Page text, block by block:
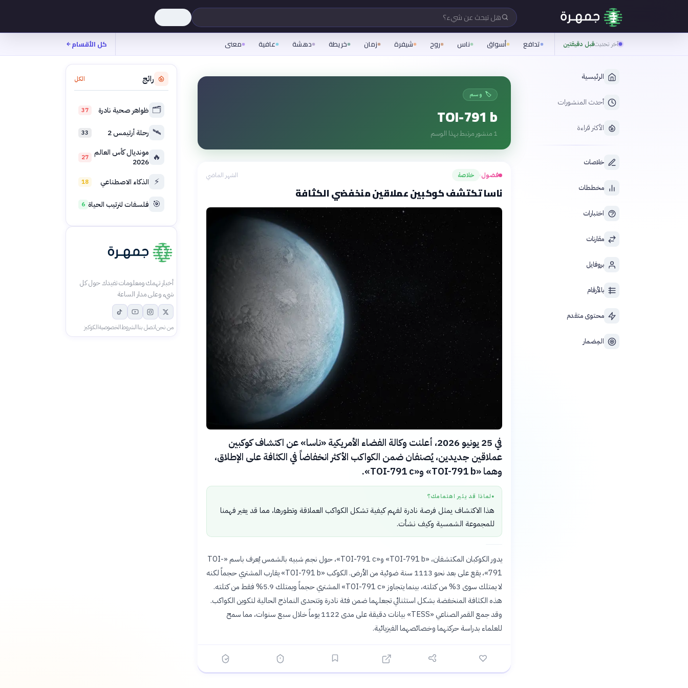
هل تبحث عن شيء؟
آخر تحديثقبل دقيقتين تدافع أسواق ناس روح شيفرة زمان خريطة دهشة عافية معنى كل الأقسام
الرئيسية
أحدث المنشورات
الأكثر قراءة
خلاصات
مخططات
اختبارات
مقارنات
بروفايل
بالأرقام
محتوى متقدم
المِضمار
🏷️ وسم
TOI-791 b
1 منشور مرتبط بهذا الوسم
فضول› خلاصة الشهر الماضي
ناسا تكتشف كوكبين عملاقين منخفضي الكثافة
في 25 يونيو 2026، أعلنت وكالة الفضاء الأمريكية «ناسا» عن اكتشاف كوكبين
عملاقين جديدين، يُصنفان ضمن الكواكب الأكثر انخفاضاً في الكثافة على الإطلاق،
وهما «TOI-791 b» و«TOI-791 c».
● لماذا قد يثير اهتمامك؟
هذا الاكتشاف يمثل فرصة نادرة لفهم كيفية تشكل الكواكب العملاقة وتطورها، مما قد يغير فهمنا
للمجموعة الشمسية وكيف نشأت.
يدور الكوكبان المكتشفان، «TOI-791 b» و«TOI-791 c»، حول نجم شبيه بالشمس يُعرف باسم «TOI-
791»، يقع على بعد نحو 1113 سنة ضوئية من الأرض. الكوكب «TOI-791 b» يقارب المشتري حجماً لكنه
لا يمتلك سوى 3% من كتلته، بينما يتجاوز «TOI-791 c» المشتري حجماً ويمتلك 5.9% فقط من كتلته.
هذه الكثافة المنخفضة بشكل استثنائي تجعلهما ضمن فئة نادرة وتتحدى النماذج الحالية لتكوين الكواكب.
وقد جمع القمر الصناعي «TESS» بيانات دقيقة على مدى 1122 يوماً خلال سبع سنوات، مما سمح
للعلماء بدراسة حركتهما وخصائصهما الفيزيائية.
رائج الكل
🗂️ ظواهر صحية نادرة 37
🛰️ رحلة أرتيمس 2 33
🔥 مونديال كأس العالم
2026
27
⚡ الذكاء الاصطناعي 18
🎯 فلسفات لترتيب الحياة 6
أخبار تهمك ومعلومات تفيدك حول كل
شيء وعلى مدار الساعة
من نحناتصل بناالشروطالخصوصيةالكوكيز